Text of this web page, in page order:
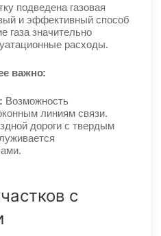
подведена газовая
и эффективный способ
газа значительно
расходы.
важно:
Возможность
линиям связи.
дороги с твердым
с